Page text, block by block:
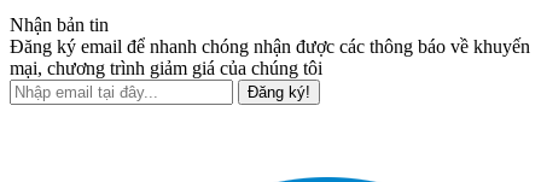
Nhận bản tin
Đăng ký email để nhanh chóng nhận được các thông báo về khuyến
mại, chương trình giảm giá của chúng tôi
Đăng ký!